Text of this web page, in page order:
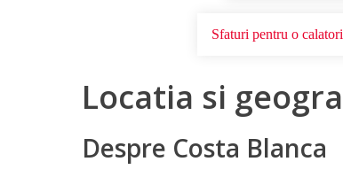
Sfaturi pentru o
Locatia si
Despre Costa Blanca